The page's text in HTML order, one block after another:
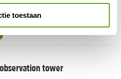
toestaan
tower